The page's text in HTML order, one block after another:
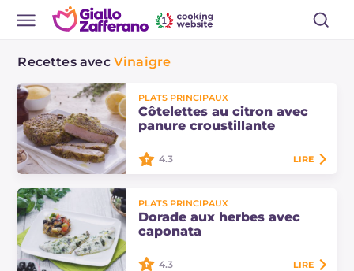
Recettes avec Vinaigre
PLATS PRINCIPAUX
Côtelettes au citron avec
panure croustillante
croustillante sont un plat principal
gourmand avec une panure
parfumée au citron et une
4.3 LIRE
PLATS PRINCIPAUX
Dorade aux herbes avec
caponata
4.3 LIRE